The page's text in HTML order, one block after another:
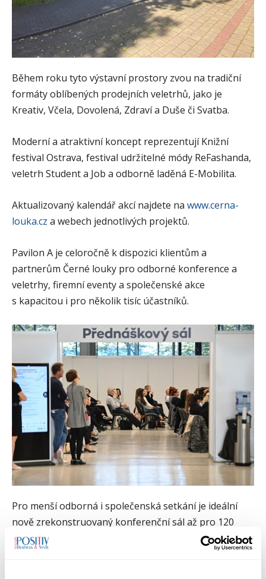
Během roku tyto výstavní prostory zvou na tradiční
formáty oblíbených prodejních veletrhů, jako je
Kreativ, Včela, Dovolená, Zdraví a Duše či Svatba.
Moderní a atraktivní koncept reprezentují Knižní
festival Ostrava, festival udržitelné módy ReFashanda,
veletrh Student a Job a odborně laděná E-Mobilita.
Aktualizovaný kalendář akcí najdete na www.cerna-
louka.cz a webech jednotlivých projektů.
Pavilon A je celoročně k dispozici klientům a
partnerům Černé louky pro odborné konference a
veletrhy, firemní eventy a společenské akce
s kapacitou i pro několik tisíc účastníků.
Pro menší odborná i společenská setkání je ideální
nově zrekonstruovaný konferenční sál až pro 120
osob, s bezbariérovým výtahem, funkčním foyer a
samostatným vstupem. V pavilonu A tak může